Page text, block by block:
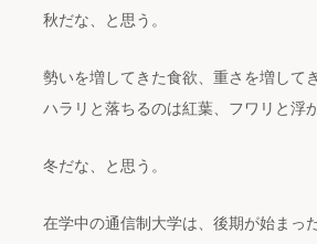
#アイデア #イベント
イベント&ショップ
秋だな、と思う。
勢いを増してきた食欲、重さを増して
ハラリと落ちるのは紅葉、フワリと浮
冬だな、と思う。
在学中の通信制大学は、後期が始まった